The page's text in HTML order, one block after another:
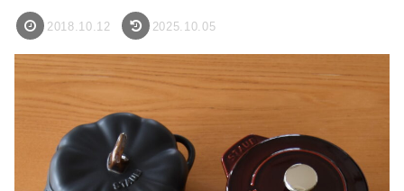
2018.10.12 2025.10.05